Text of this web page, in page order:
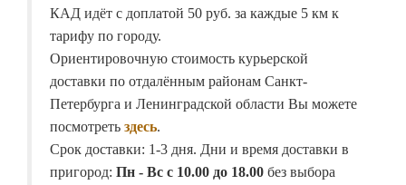
КАД идёт с доплатой 50 руб. за каждые 5 км к
тарифу по городу.
Ориентировочную стоимость курьерской
доставки по отдалённым районам Санкт-
Петербурга и Ленинградской области Вы можете
посмотреть здесь.
Срок доставки: 1-3 дня. Дни и время доставки в
пригород: Пн - Вс с 10.00 до 18.00 без выбора